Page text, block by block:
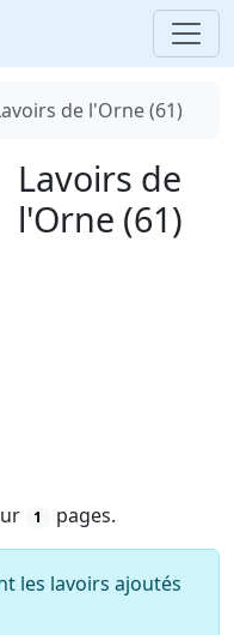
de l'Orne (61)
Lavoirs de
l'Orne (61)
1 pages.
les lavoirs ajoutés